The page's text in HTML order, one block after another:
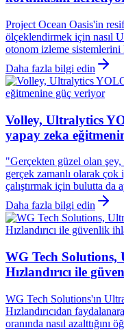
Project Ocean Oasis'in
ölçeklendirmek için nasıl
otonom izleme sistemlerini
Daha fazla bilgi edin
Volley, Ultralytics
yapay zeka
"Gerçekten güzel olan
gerçek zamanlı olarak çok
çalıştırmak için bulutta da
Daha fazla bilgi edin
WG Tech
Hızlandırıcı ile
WG Tech Solutions'ın
Hızlandırıcıdan
oranında nasıl azalttığını